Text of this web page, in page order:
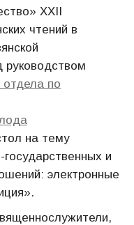
XXII
чтений в
руководством
отдела по
на тему
и
электронные